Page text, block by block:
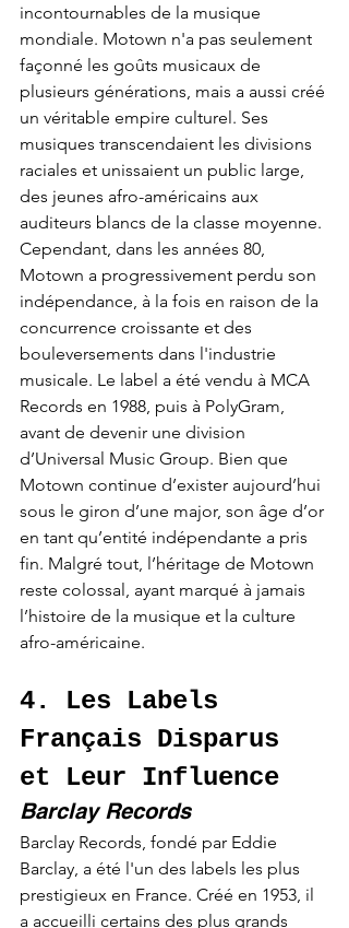
incontournables de la musique
mondiale. Motown n'a pas seulement
façonné les goûts musicaux de
plusieurs générations, mais a aussi créé
un véritable empire culturel. Ses
musiques transcendaient les divisions
raciales et unissaient un public large,
des jeunes afro-américains aux
auditeurs blancs de la classe moyenne.
Cependant, dans les années 80,
Motown a progressivement perdu son
indépendance, à la fois en raison de la
concurrence croissante et des
bouleversements dans l'industrie
musicale. Le label a été vendu à MCA
Records en 1988, puis à PolyGram,
avant de devenir une division
d’Universal Music Group. Bien que
Motown continue d’exister aujourd’hui
sous le giron d’une major, son âge d’or
en tant qu’entité indépendante a pris
fin. Malgré tout, l’héritage de Motown
reste colossal, ayant marqué à jamais
l’histoire de la musique et la culture
afro-américaine.
4. Les Labels
Français Disparus
et Leur Influence
Barclay Records
Barclay Records, fondé par Eddie
Barclay, a été l'un des labels les plus
prestigieux en France. Créé en 1953, il
a accueilli certains des plus grands